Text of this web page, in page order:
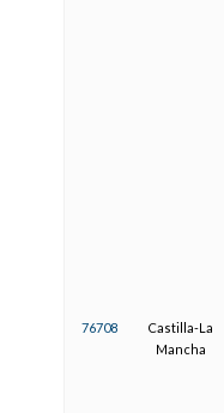
76708
Castilla-La
Mancha